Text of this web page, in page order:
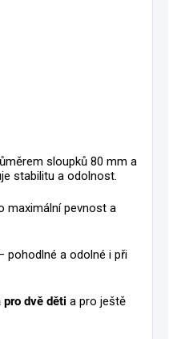
sloupků 80 mm a
stabilitu a odolnost.
maximální pevnost a
pohodlné a odolné i při
dvě děti a pro ještě